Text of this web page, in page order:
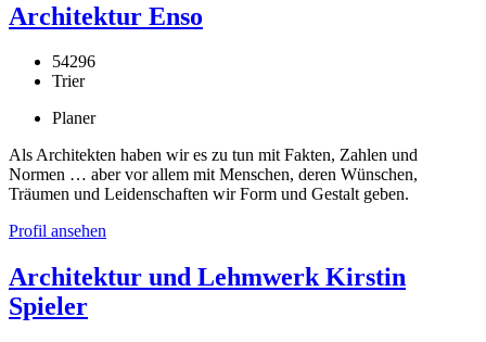
Architektur Enso
54296
Trier
Planer
Als Architekten haben wir es zu tun mit Fakten, Zahlen und
Normen … aber vor allem mit Menschen, deren Wünschen,
Träumen und Leidenschaften wir Form und Gestalt geben.
Profil ansehen
Architektur und Lehmwerk Kirstin
Spieler